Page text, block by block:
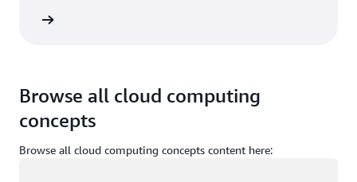
Browse all cloud computing
concepts
Browse all cloud computing concepts content here: